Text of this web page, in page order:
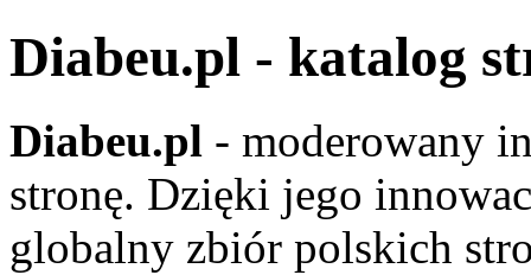
Diabeu.pl - katalog
Diabeu.pl - moderowany
stronę. Dzięki jego
globalny zbiór polskich